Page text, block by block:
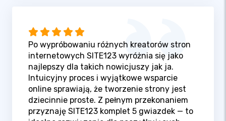
Po wypróbowaniu różnych kreatorów stron
internetowych SITE123 wyróżnia się jako
najlepszy dla takich nowicjuszy jak ja.
Intuicyjny proces i wyjątkowe wsparcie
online sprawiają, że tworzenie strony jest
dziecinnie proste. Z pełnym przekonaniem
przyznaję SITE123 komplet 5 gwiazdek — to